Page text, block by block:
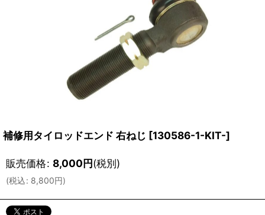
補修用タイロッドエンド 右ねじ [130586-1-KIT-]
販売価格: 8,000円(税別)
(税込: 8,800円)